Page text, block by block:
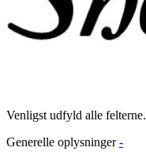
Venligst udfyld alle felterne.
Generelle oplysninger -